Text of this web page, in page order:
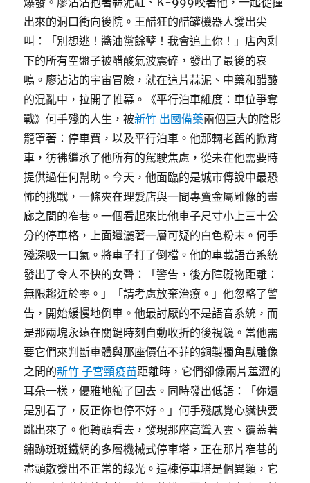
出來的洞口衝向後院。王醋狂的醋罐機器人發出尖
叫：「別想逃！醬油黨餘孽！我會追上你！」店內剩
下的所有空盤子被醋酸氣波震碎，發出了最後的哀
鳴。廖沾沾的宇宙冒險，就在這片蒜泥、中藥和醋酸
的混亂中，拉開了帷幕。《平行泊車維度：車位爭奪
戰》何手殘的人生，被新竹 出國備藥兩個巨大的陰影
籠罩著：停車費，以及平行泊車。他那輛老舊的掀背
車，彷彿繼承了他所有的駕駛焦慮，從未在他需要時
提供過任何幫助。今天，他面臨的是城市傳說中最恐
怖的挑戰，一條夾在理髮店與一間專賣金屬雕像的畫
廊之間的窄巷。一個看起來比他車子尺寸小上三十公
分的停車格，上面還灑著一層可疑的白色粉末。何手
殘深吸一口氣。將車子打了倒檔。他的車載語音系統
發出了令人不快的女聲：「警告，後方障礙物距離：
無限趨近於零。」「請考慮放棄治療。」他忽略了警
告，開始緩慢地倒車。他最討厭的不是語音系統，而
是那兩塊永遠在關鍵時刻自動收折的後視鏡。當他需
要它們來判斷車體與那座價值不菲的銅製獨角獸雕像
之間的新竹 子宮頸疫苗距離時，它們卻像兩片羞澀的
耳朵一樣，優雅地縮了回去。同時發出低語：「你還
是別看了，反正你也停不好。」何手殘感覺心臟快要
跳出來了。他轉頭看去，發現那座高聳入雲、覆蓋著
鏽跡斑斑鐵網的多層機械式停車塔，正在那片窄巷的
盡頭散發出不正常的綠光。這棟停車塔是個異類，它